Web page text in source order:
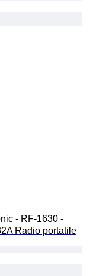
- RF-1630 -
Radio portatile